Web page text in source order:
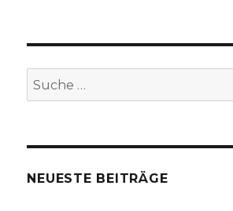
Suche
nach:
NEUESTE BEITRÄGE